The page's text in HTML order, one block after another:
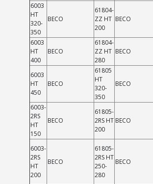
6003
HT
320-
350
BECO
61804-
ZZ HT
200
BECO
6003
HT
400
BECO
61804-
ZZ HT
280
BECO
6003
HT
450
BECO
61805
HT
320-
350
BECO
6003-
2RS
HT
150
BECO
61805-
2RS HT
200
BECO
6003-
2RS
HT
200
BECO
61805-
2RS HT
250-
280
BECO